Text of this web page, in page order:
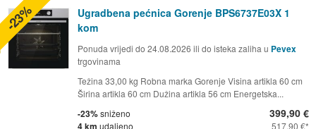
Ugradbena pećnica Gorenje BPS6737E03X 1
kom
Ponuda vrijedi do 24.08.2026 ili do isteka zaliha u Pevex
trgovinama
Težina 33,00 kg Robna marka Gorenje Visina artikla 60 cm
Širina artikla 60 cm Dužina artikla 56 cm Energetska...
-23%sniženo
4 km udaljeno
399,90 €
517,90 €
-23%